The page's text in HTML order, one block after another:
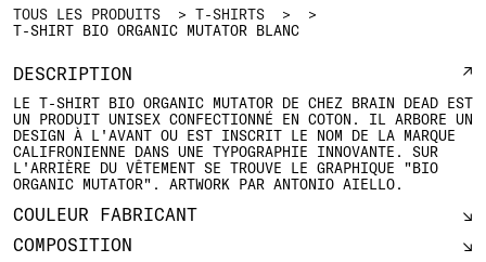
TOUS LES PRODUITS
T-SHIRTS
T-SHIRT BIO ORGANIC MUTATOR BLANC
DESCRIPTION
LE T-SHIRT BIO ORGANIC MUTATOR DE CHEZ BRAIN DEAD EST
UN PRODUIT UNISEX CONFECTIONNÉ EN COTON. IL ARBORE UN
DESIGN À L'AVANT OU EST INSCRIT LE NOM DE LA MARQUE
CALIFRONIENNE DANS UNE TYPOGRAPHIE INNOVANTE. SUR
L'ARRIÈRE DU VÊTEMENT SE TROUVE LE GRAPHIQUE "BIO
ORGANIC MUTATOR". ARTWORK PAR ANTONIO AIELLO.
COULEUR FABRICANT
COMPOSITION